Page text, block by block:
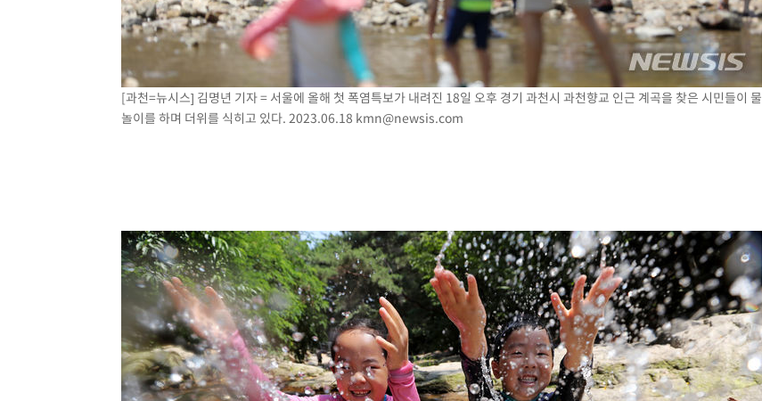
[과천=뉴시스] 김명년 기자 = 서울에 올해 첫 폭염특보가 내려진 18일 오후 경기 과천시 과천향교 인근 계곡을 찾은 시민들이 물
놀이를 하며 더위를 식히고 있다. 2023.06.18 kmn@newsis.com